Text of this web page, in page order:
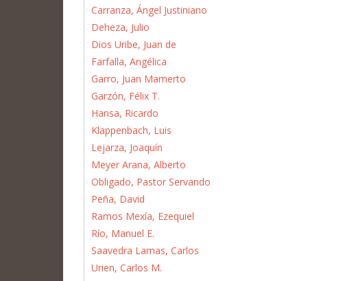
Carranza, Ángel Justiniano
Deheza, Julio
Dios Uribe, Juan de
Farfalla, Angélica
Garro, Juan Mamerto
Garzón, Félix T.
Hansa, Ricardo
Klappenbach, Luis
Lejarza, Joaquín
Meyer Arana, Alberto
Obligado, Pastor Servando
Peña, David
Ramos Mexía, Ezequiel
Río, Manuel E.
Saavedra Lamas, Carlos
Urien, Carlos M.